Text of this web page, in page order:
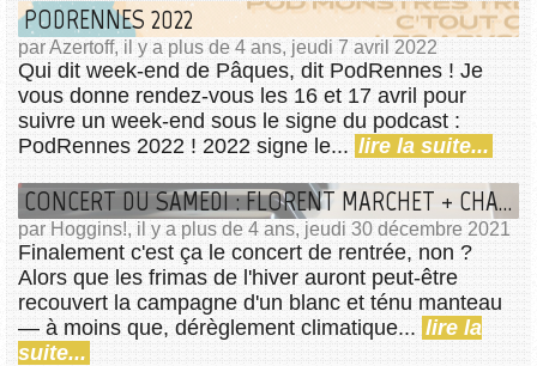
PODRENNES 2022
par Azertoff, il y a plus de 4 ans, jeudi 7 avril 2022
Qui dit week-end de Pâques, dit PodRennes ! Je
vous donne rendez-vous les 16 et 17 avril pour
suivre un week-end sous le signe du podcast :
PodRennes 2022 ! 2022 signe le... lire la suite...
CONCERT DU SAMEDI : FLORENT MARCHET + CHARLOTTE COULEAU
par Hoggins!, il y a plus de 4 ans, jeudi 30 décembre 2021
Finalement c'est ça le concert de rentrée, non ?
Alors que les frimas de l'hiver auront peut-être
recouvert la campagne d'un blanc et ténu manteau
— à moins que, dérèglement climatique... lire la
suite...